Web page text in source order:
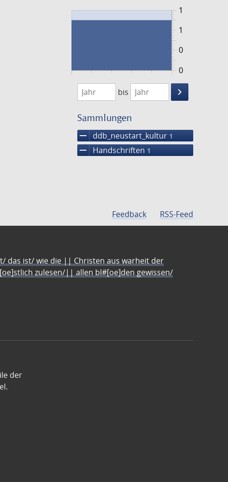
0
1
0
1
1474
1475
bis
keyboard_arrow_right
Suche
Sammlungen
remove ddb_neustart_kultur 1
remove Handschriften 1
Feedback RSS-Feed
das ist/ wie die || Christen aus warheit der
zulesen/|| allen bl#[oe]den gewissen/
der